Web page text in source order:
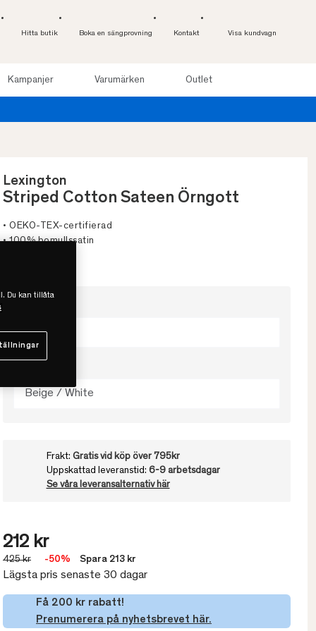
Hitta butik Boka en sängprovning Kontakt Visa kundvagn
Kampanjer Varumärken Outlet
Lexington
Striped Cotton Sateen Örngott
• OEKO-TEX-certifierad
• 100% bomullssatin
50x60
Beige / White
Frakt: Gratis vid köp över 795kr
Uppskattad leveranstid: 6-9 arbetsdagar
Se våra leveransalternativ här
212 kr
425 kr -50% Spara 213 kr
Lägsta pris senaste 30 dagar
Få 200 kr rabatt!
Prenumerera på nyhetsbrevet här.
Du kan tillåta